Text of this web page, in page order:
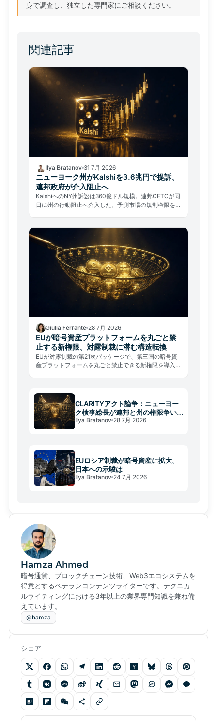
身で調査し、独立した専門家にご相談ください。
関連記事
Ilya Bratanov 31 7月 2026
ニューヨーク州がKalshiを3.6兆円で提訴、
連邦政府が介入阻止へ
KalshiへのNY州訴訟は360億ドル規模。連邦CFTCが同
日に州の行動阻止へ介入した。予測市場の規制権限をめ
Giulia Ferrante 28 7月 2026
EUが暗号資産プラットフォームを丸ごと禁
止する新権限、対露制裁に潜む構造転換
EUが対露制裁の第21次パッケージで、第三国の暗号資
産プラットフォームを丸ごと禁止できる新権限を導入し
CLARITYアクト論争：ニューヨー
ク検事総長が連邦と州の権限争い
に警鐘
Ilya Bratanov 28 7月 2026
EUロシア制裁が暗号資産に拡大、
日本への示唆は
Ilya Bratanov 24 7月 2026
Hamza Ahmed
暗号通貨、ブロックチェーン技術、Web3エコシステムを
得意とするベテランコンテンツライターです。テクニカ
ルライティングにおける3年以上の業界専門知識を兼ね備
えています。
@hamza
シェア